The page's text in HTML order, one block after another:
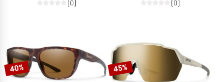
(0) (0)
40% 45%